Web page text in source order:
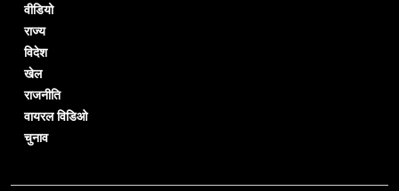
वीडियो
राज्य
विदेश
खेल
राजनीति
वायरल विडिओ
चुनाव